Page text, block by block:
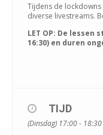
Tijdens de
diverse livestreams.
LET OP: De lessen
16:30) en duren
TIJD
(Dinsdag) 17:00 - 18:30